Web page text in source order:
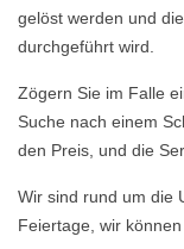
gelöst werden und
durchgeführt wird.
Zögern Sie im Falle
Suche nach einem
den Preis, und die
Wir sind rund um die
Feiertage, wir